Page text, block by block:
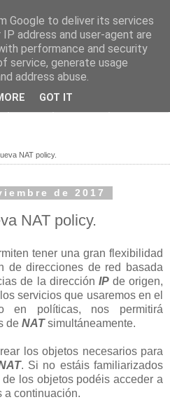
Links de
Contacto
NAT policy.
de 2017
NAT policy.
tener una gran flexibilidad
de direcciones de red basada
de la direcciónIP de origen,
servicios que usaremos en el
en políticas, nos permitirá
de NATsimultáneamente.
los objetos necesarios para
. Si no estáis familiarizados
los objetos podéis acceder a
a continuación.
Google to deliver its services
address and user-agent are
performance and security
service, generate usage
address abuse.
GOT IT